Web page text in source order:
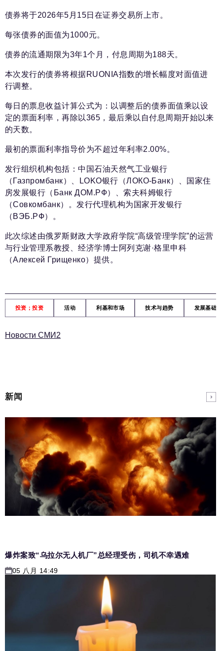
债券将于2026年5月15日在证券交易所上市。
每张债券的面值为1000元。
债券的流通期限为3年1个月，付息周期为188天。
本次发行的债券将根据RUONIA指数的增长幅度对面值进
行调整。
每日的票息收益计算公式为：以调整后的债券面值乘以设
定的票面利率，再除以365，最后乘以自付息周期开始以来
的天数。
最初的票面利率指导价为不超过年利率2.00%。
发行组织机构包括：中国石油天然气工业银行
（Газпромбанк）、LOKO银行（ЛОКО-Банк）、国家住
房发展银行（Банк ДОМ.РФ）、索夫科姆银行
（Совкомбанк）。发行代理机构为国家开发银行
（ВЭБ.РФ）。
此次综述由俄罗斯财政大学政府学院“高级管理学院”的运营
与行业管理系教授、经济学博士阿列克谢·格里申科
（Алексей Грищенко）提供。
投资；投资 活动 利基和市场 技术与趋势 发展基础
Новости СМИ2
新闻
爆炸案致“乌拉尔无人机厂”总经理受伤，司机不幸遇难
05 八月 14:49